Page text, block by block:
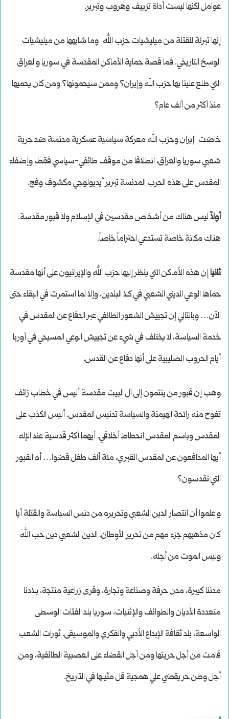
عوامل لكنها ليست أداة تزييف وهروب وتبرير.
إنها تبرئة للقتلة من ميليشيات حزب الله وما شابهها من ميليشيات
الوسخ التاريخي. فما قصة حماية الأماكن المقدسة في سوريا والعراق
التي طلع علينا بها حزب الله وإيران؟ وممن سيحمونها؟ ومن كان يحميها
منذ أكثر من ألف عام؟
خاضت إيران وحزب الله معركة سياسية عسكرية مدنسة ضد حرية
شعبي سوريا والعراق، انطلاقا من موقف طائفي-سياسي فقط، وإضفاء
المقدس على هذه الحرب المدنسة تبرير أيديولوجي مكشوف وفج.
أولاًليس هناك من أشخاص مقدسين في الإسلام ولا قبور مقدسة.
هناك مكانة خاصة تستدعي احتراماً خاصاً.
ثانياإن هذه الأماكن التي ينظر إليها حزب الله والإيرانيون على أنها مقدسة
حماها الوعي الديني الشعبي في كلا البلدين، وإلا لما استمرت في البقاء حتى
الآن… وبالتالي إن تجييش الشعور الطائفي عبر الدفاع عن المقدس في
خدمة السياسة، لا يختلف في شيء عن تجييش الوعي المسيحي في أوربا
أيام الحروب الصليبية على أنها دفاع عن القدس.
وهب إن قبور من ينتمون إلى آل البيت مقدسة أليس في خطاب زائف
تفوح منه رائحة الهيمنة والسياسة تدنيس المقدس. أليس الكذب على
المقدس وباسم المقدس انحطاط أخلاقي. أيهما أكثر قدسية عند الإله
أيها المدافعون عن المقدس القبري، مئة ألف طفل قضوا… أم القبور
التي تقدسون؟
واعلموا أن انتصار الدين الشعبي وتحريره من دنس السياسة والقتلة أيا
كان مذهبهم جزء مهم من تحرير الأوطان. الدين الشعبي دين حب الله
وليس الموت من أجله.
مدننا كبيرة، مدن حرفة وصناعة وتجارة، وقرى زراعية منتجة، بلادنا
متعددة الأديان والطوائف والإثنيات، سوريا بلد الفئات الوسطى
الواسعة، بلد ثقافة الإبداع الأدبي والفكري والموسيقى. ثورات الشعب
قامت من أجل حريتها ومن أجل القضاء على العصبية الطائفية، ومن
أجل وطن حر يقضي علي همجية قل مثيلها في التاريخ.